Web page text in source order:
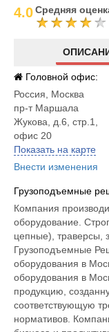
4.0Средняя
Головной офис:
Россия
Москва
пр-т Маршала
Жукова, д.6, стр.1,
офис 20
Показать на карте
Внести изменения
Грузоподъемные
Компания
оборудование.
цепные), траверсы,
Грузоподъемные
оборудования в
оборудования в
продукцию,
соответствующую
нормативов.